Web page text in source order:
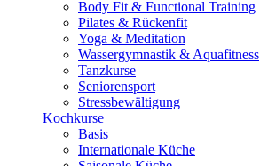
Body Fit & Functional Training
Pilates & Rückenfit
Yoga & Meditation
Wassergymnastik & Aquafitness
Tanzkurse
Seniorensport
Stressbewältigung
Kochkurse
Basis
Internationale Küche